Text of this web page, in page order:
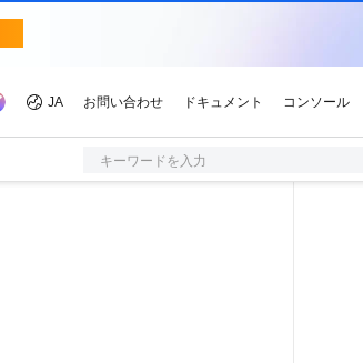
キーワードを入力